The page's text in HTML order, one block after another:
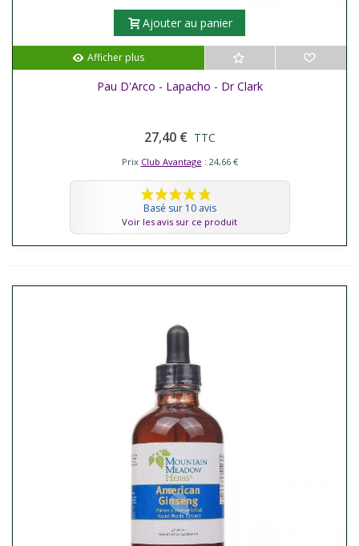
Ajouter au panier
Afficher plus
Pau D'Arco - Lapacho - Dr Clark
27,40 € TTC
Prix Club Avantage : 24,66 €
Basé sur 10 avis
Voir les avis sur ce produit